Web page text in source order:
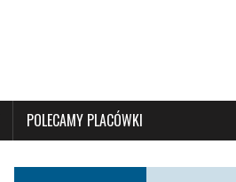
POLECAMY PLACÓWKI